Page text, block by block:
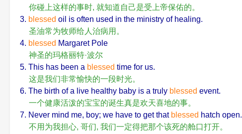
你碰上这样的事时, 就知道自己是受上帝保佑的。
3. blessed oil is often used in the ministry of healing.
圣油常为牧师给人治病用。
4. blessed Margaret Pole
神圣的玛格丽特·波尔
5. This has been a blessed time for us.
这是我们非常愉快的一段时光。
6. The birth of a live healthy baby is a truly blessed event.
一个健康活泼的宝宝的诞生真是欢天喜地的事。
7. Never mind me, boy; we have to get that blessed hatch open.
不用为我担心, 哥们, 我们一定得把那个该死的舱口打开。